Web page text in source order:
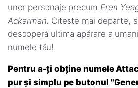
unor personaje precum Eren
Ackerman. Citește mai departe,
descoperă ultima apărare a
numele tău!
Pentru a-ți obține numele
pur și simplu pe butonul